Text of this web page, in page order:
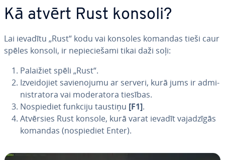
Kā atvērt Rust konsoli?
Lai ievadītu „Rust“ kodu vai konsoles komandas tieši caur
spēles konsoli, ir ne­pie­cie­ša­mi tikai daži soļi:
Palaižiet spēli „Rust“.
Iz­vei­do­jiet sa­vie­no­ju­mu ar serveri, kurā jums ir ad­mi­
nis­tra­to­ra vai mo­de­ra­to­ra tiesības.
No­spie­diet funkciju taustiņu [F1].
Atvērsies Rust konsole, kurā varat ievadīt va­ja­dzī­gās
komandas (no­spie­diet Enter).